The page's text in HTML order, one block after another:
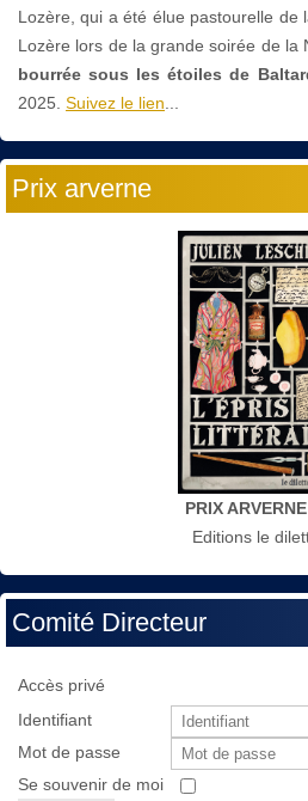
Lozère, qui a été élue pastourelle de
Lozère lors de la grande soirée de la
bourrée sous les étoiles de
2025. Suivez le lien...
Prix arverne
PRIX
Editions le
Comité Directeur
Accès privé
Identifiant
Mot de passe
Se souvenir de moi